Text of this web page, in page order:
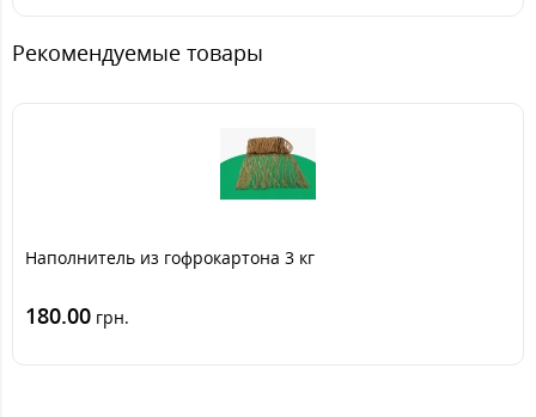
Рекомендуемые товары
Наполнитель из гофрокартона 3 кг
180.00 грн.